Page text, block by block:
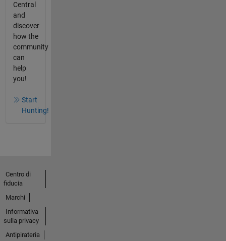
Central
and
discover
how the
community
can
help
you!
Start
Hunting!
Centro di
fiducia
Marchi
Informativa
sulla privacy
Antipirateria